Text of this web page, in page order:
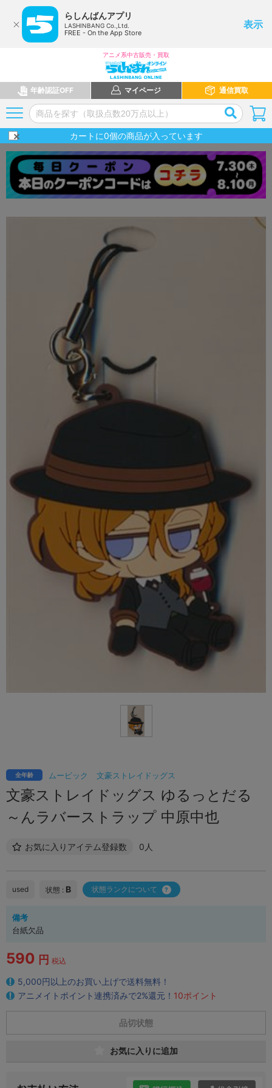
らしんばんアプリ
LASHINBANG Co.,Ltd.
FREE - On the App Store
表示
アニメ系中古販売・買取
年齢認証OFF マイページ 通信買取
カートに0個の商品が入っています
ムービック 文豪ストレイドッグス
全年齢
文豪ストレイドッグス ゆるっとだる
～んラバーストラップ 中原中也
お気に入りアイテム登録数 0人
used 状態 : B 状態ランクについて
備考
台紙欠品
590 円 税込
5,000円以上のお買い上げで送料無料！
アニメイトポイント連携済みで2%還元！ 10ポイント
品切状態
お気に入りに追加